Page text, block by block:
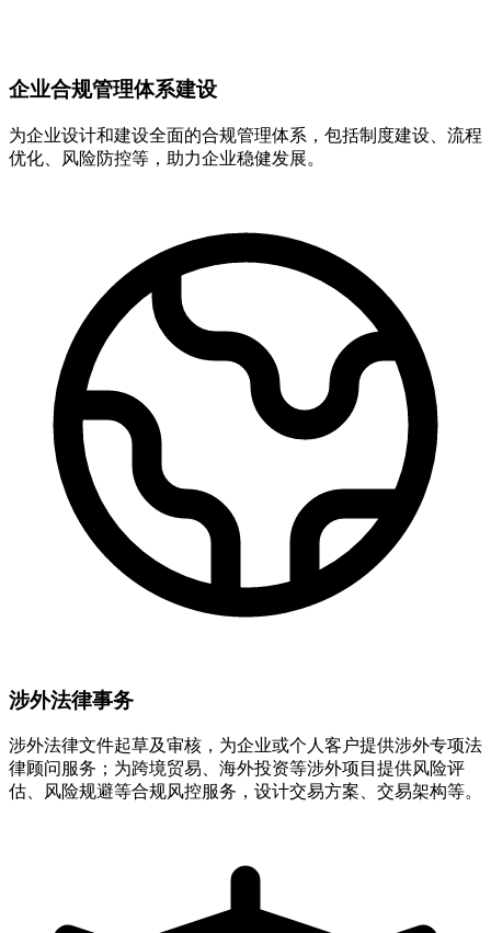
企业合规管理体系建设
为企业设计和建设全面的合规管理体系，包括制度建设、流程
优化、风险防控等，助力企业稳健发展。
涉外法律事务
涉外法律文件起草及审核，为企业或个人客户提供涉外专项法
律顾问服务；为跨境贸易、海外投资等涉外项目提供风险评
估、风险规避等合规风控服务，设计交易方案、交易架构等。